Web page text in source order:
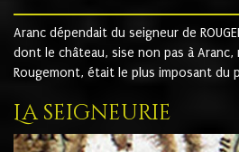
Aranc dépendait du seigneur de
dont le château, sise non pas à Aranc,
Rougemont, était le plus imposant du
La seigneurie